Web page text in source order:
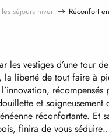
les séjours hiver Réconfort
les vestiges d’une tour
la liberté de tout faire à
récompensés
et soigneusement
réconfortante. Et
finira de vous